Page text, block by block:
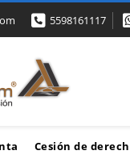
5598161117
Cesión de